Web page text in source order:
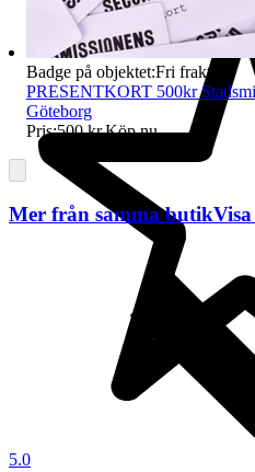
5.0
Badge på objektet:Fri frakt
PRESENTKORT 500kr
Göteborg
Pris:500 kr,Köp nu.
Mer från samma butik